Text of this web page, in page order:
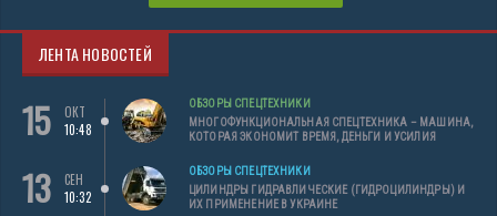
ЛЕНТА НОВОСТЕЙ
15
ОКТ
10:48
ОБЗОРЫ СПЕЦТЕХНИКИ
МНОГОФУНКЦИОНАЛЬНАЯ СПЕЦТЕХНИКА – МАШИНА,
КОТОРАЯ ЭКОНОМИТ ВРЕМЯ, ДЕНЬГИ И УСИЛИЯ
13
СЕН
10:32
ОБЗОРЫ СПЕЦТЕХНИКИ
ЦИЛИНДРЫ ГИДРАВЛИЧЕСКИЕ (ГИДРОЦИЛИНДРЫ) И
ИХ ПРИМЕНЕНИЕ В УКРАИНЕ